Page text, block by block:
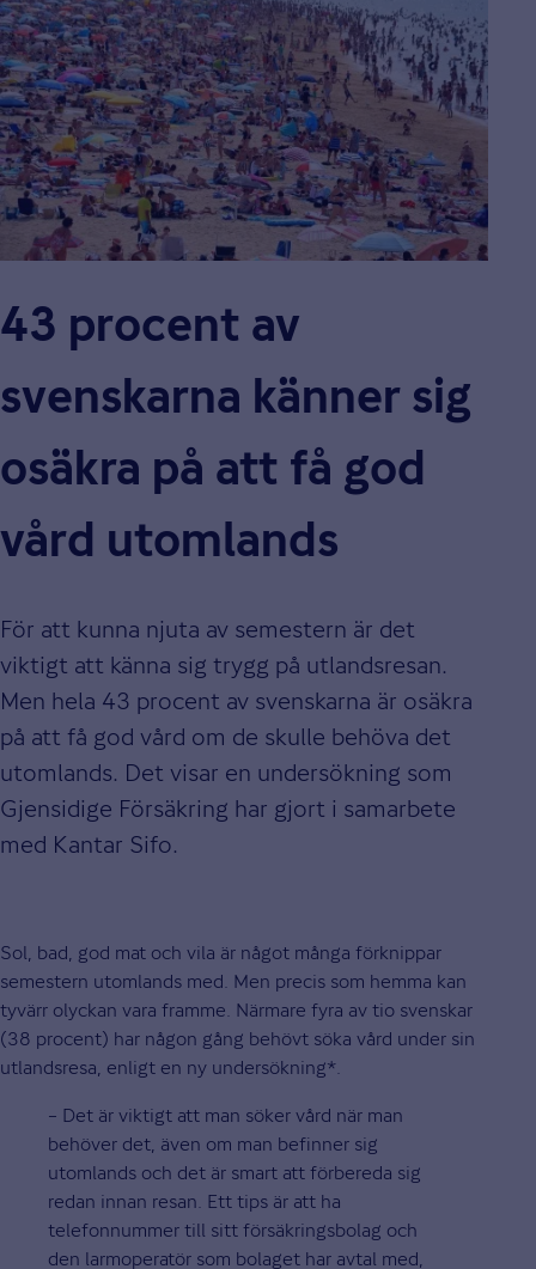
43 procent av
svenskarna känner sig
osäkra på att få god
vård utomlands
För att kunna njuta av semestern är det
viktigt att känna sig trygg på utlandsresan.
Men hela 43 procent av svenskarna är osäkra
på att få god vård om de skulle behöva det
utomlands. Det visar en undersökning som
Gjensidige Försäkring har gjort i samarbete
med Kantar Sifo.
Sol, bad, god mat och vila är något många förknippar
semestern utomlands med. Men precis som hemma kan
tyvärr olyckan vara framme. Närmare fyra av tio svenskar
(38 procent) har någon gång behövt söka vård under sin
utlandsresa, enligt en ny undersökning*.
– Det är viktigt att man söker vård när man
behöver det, även om man befinner sig
utomlands och det är smart att förbereda sig
redan innan resan. Ett tips är att ha
telefonnummer till sitt försäkringsbolag och
den larmoperatör som bolaget har avtal med,